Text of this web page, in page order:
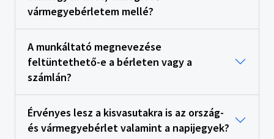
vármegyebérletem mellé?
A munkáltató megnevezése
feltüntethető-e a bérleten vagy a
számlán?
Érvényes lesz a kisvasutakra is az ország-
és vármegyebérlet valamint a napijegyek?